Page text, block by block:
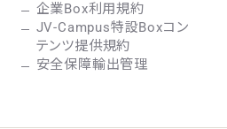
企業Box利用規約
JV-Campus特設Boxコン
テンツ提供規約
安全保障輸出管理